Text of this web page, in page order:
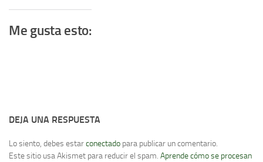
Me gusta esto:
DEJA UNA RESPUESTA
Lo siento, debes estarconectado para publicar un comentario.
Este sitio usa Akismet para reducir el spam. Aprende cómo se procesan